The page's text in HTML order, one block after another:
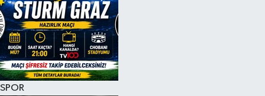
SPOR